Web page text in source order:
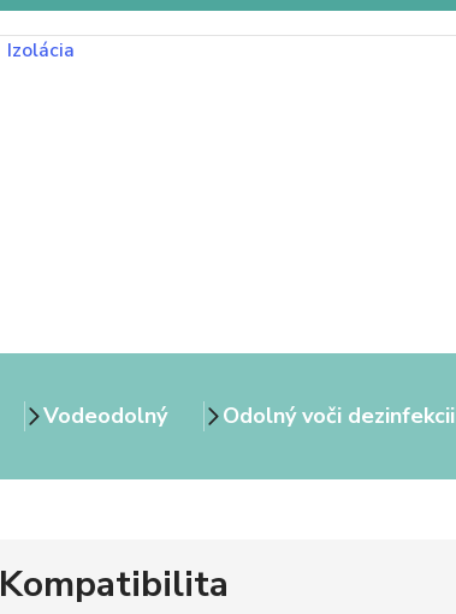
Izolácia
Vodeodolný Odolný voči dezinfekcii
Kompatibilita